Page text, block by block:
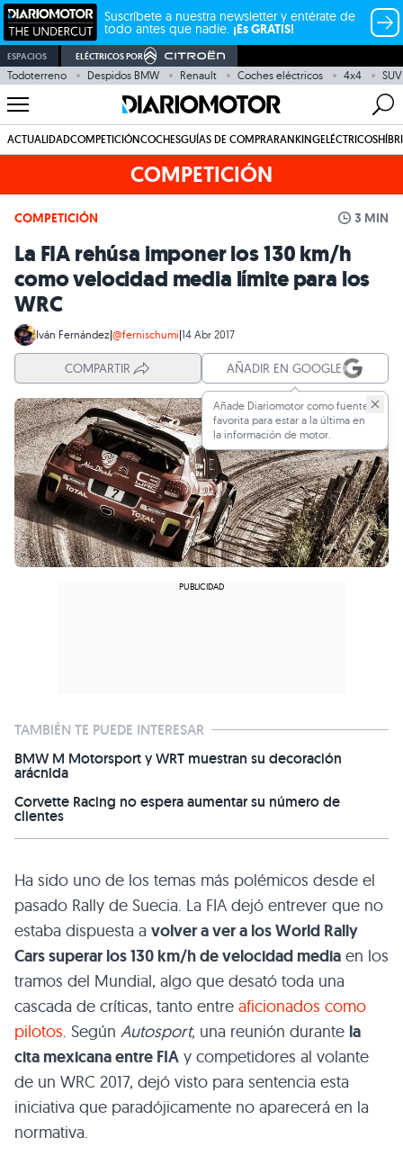
Suscríbete a nuestra newsletter y entérate de
todo antes que nadie. ¡Es GRATIS!
ESPACIOS ELÉCTRICOS POR
Todoterreno Despidos BMW Renault Coches eléctricos 4x4 SUV
ACTUALIDADCOMPETICIÓNCOCHESGUÍAS DE COMPRARANKINGELÉCTRICOS
COMPETICIÓN
COMPETICIÓN 3 MIN
La FIA rehúsa imponer los 130 km/h
como velocidad media límite para los
WRC
Iván Fernández|@fernischumi|14 Abr 2017
COMPARTIR AÑADIR EN GOOGLE
Añade Diariomotor como fuente
favorita para estar a la última en
la información de motor.
TAMBIÉN TE PUEDE INTERESAR
BMW M Motorsport y WRT muestran su decoración
arácnida
Corvette Racing no espera aumentar su número de
clientes
Ha sido uno de los temas más polémicos desde el
pasado Rally de Suecia. La FIA dejó entrever que no
estaba dispuesta a volver a ver a los World Rally
Cars superar los 130 km/h de velocidad media en los
tramos del Mundial, algo que desató toda una
cascada de críticas, tanto entre aficionados como
pilotos. Según Autosport, una reunión durante la
cita mexicana entre FIA y competidores al volante
de un WRC 2017, dejó visto para sentencia esta
iniciativa que paradójicamente no aparecerá en la
normativa.